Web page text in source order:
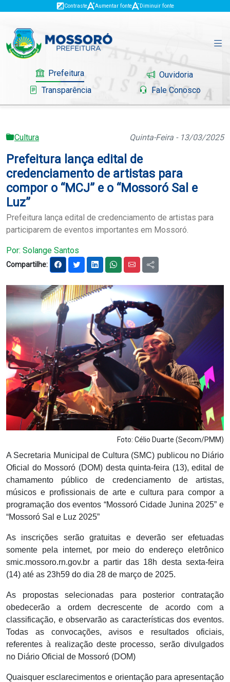
Contraste Aumentar fonte Diminuir fonte
Prefeitura
Ouvidoria
Transparência
Fale Conosco
Governo
Mossoró
Serviços
Portal do Contribuinte
Carta de Serviço
PESQUISAR
Cultura Quinta-Feira - 13/03/2025
Prefeitura lança edital de
credenciamento de artistas para
compor o “MCJ” e o “Mossoró Sal e
Luz”
Prefeitura lança edital de credenciamento de artistas para
participarem de eventos importantes em Mossoró.
Por: Solange Santos
Compartilhe:
Foto: Célio Duarte (Secom/PMM)
A Secretaria Municipal de Cultura (SMC) publicou no Diário
Oficial do Mossoró (DOM) desta quinta-feira (13), edital de
chamamento público de credenciamento de artistas,
músicos e profissionais de arte e cultura para compor a
programação dos eventos “Mossoró Cidade Junina 2025” e
“Mossoró Sal e Luz 2025”
As inscrições serão gratuitas e deverão ser efetuadas
somente pela internet, por meio do endereço eletrônico
smic.mossoro.rn.gov.br a partir das 18h desta sexta-feira
(14) até as 23h59 do dia 28 de março de 2025.
As propostas selecionadas para posterior contratação
obedecerão a ordem decrescente de acordo com a
classificação, e observarão as características dos eventos.
Todas as convocações, avisos e resultados oficiais,
referentes à realização deste processo, serão divulgados
no Diário Oficial de Mossoró (DOM)
Quaisquer esclarecimentos e orientação para apresentação